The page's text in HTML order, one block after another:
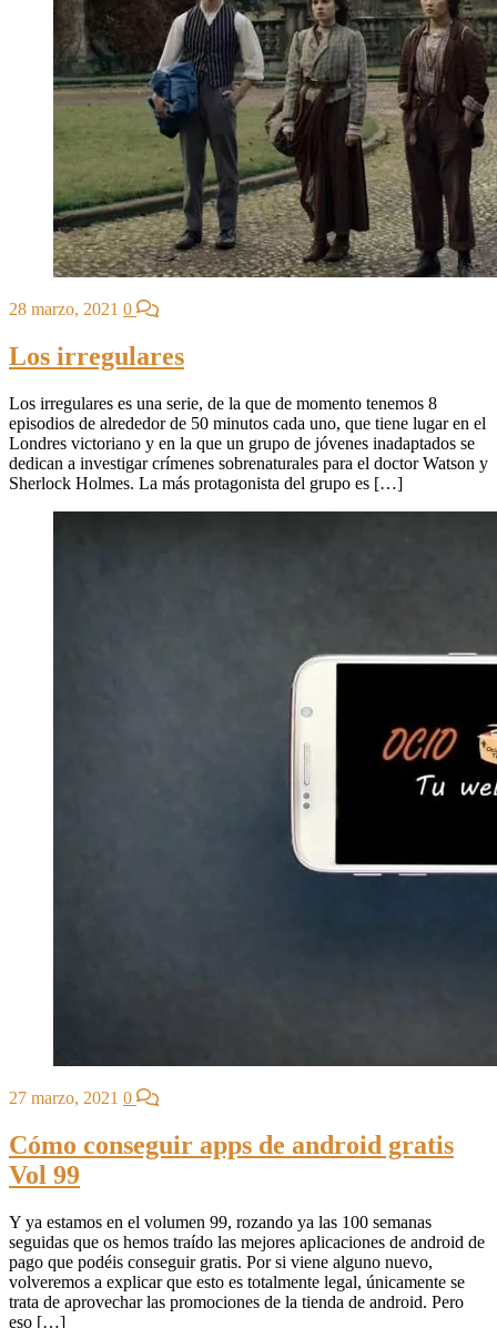
28 marzo, 2021 0
Los irregulares
Los irregulares es una serie, de la que de momento tenemos 8
episodios de alrededor de 50 minutos cada uno, que tiene lugar en el
Londres victoriano y en la que un grupo de jóvenes inadaptados se
dedican a investigar crímenes sobrenaturales para el doctor Watson y
Sherlock Holmes. La más protagonista del grupo es […]
27 marzo, 2021 0
Cómo conseguir apps de android gratis
Vol 99
Y ya estamos en el volumen 99, rozando ya las 100 semanas
seguidas que os hemos traído las mejores aplicaciones de android de
pago que podéis conseguir gratis. Por si viene alguno nuevo,
volveremos a explicar que esto es totalmente legal, únicamente se
trata de aprovechar las promociones de la tienda de android. Pero
eso […]